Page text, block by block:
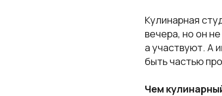
Кулинарная
вечера, но он
а участвуют. А
быть частью
Чем